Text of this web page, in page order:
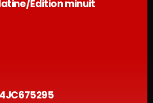
Édition minuit